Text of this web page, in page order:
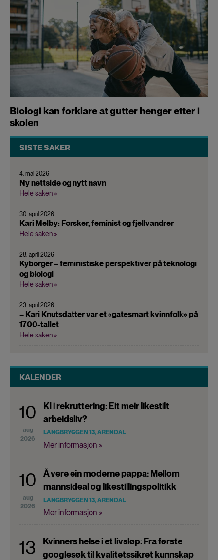
Biologi kan forklare at gutter henger etter i
skolen
SISTE SAKER
4. mai 2026
Ny nettside og nytt navn
Hele saken »
30. april 2026
Kari Melby: Forsker, feminist og fjellvandrer
Hele saken »
28. april 2026
Kyborger – feministiske perspektiver på teknologi
og biologi
Hele saken »
23. april 2026
– Kari Knutsdatter var et «gatesmart kvinnfolk» på
1700-tallet
Hele saken »
KALENDER
10
aug
2026
KI i rekruttering: Eit meir likestilt
arbeidsliv?
LANGBRYGGEN 13, ARENDAL
Mer informasjon »
10
aug
2026
Å vere ein moderne pappa: Mellom
mannsideal og likestillingspolitikk
LANGBRYGGEN 13, ARENDAL
Mer informasjon »
13
Kvinners helse i et livsløp: Fra første
googlesøk til kvalitetssikret kunnskap